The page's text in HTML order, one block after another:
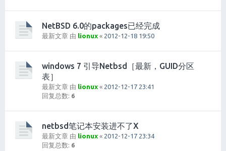
NetBSD 6.0的packages已经完成
最新文章 由 lionux « 2012-12-18 19:50
windows 7 引导Netbsd［最新，GUID分区
表］
最新文章 由 lionux « 2012-12-17 23:41
回复总数: 6
netbsd笔记本安装进不了X
最新文章 由 lionux « 2012-12-17 23:34
回复总数: 6